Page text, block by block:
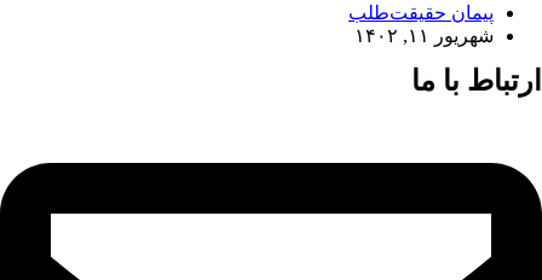
پیمان حقیقت‌طلب
شهریور ۱۱, ۱۴۰۲
ارتباط با ما